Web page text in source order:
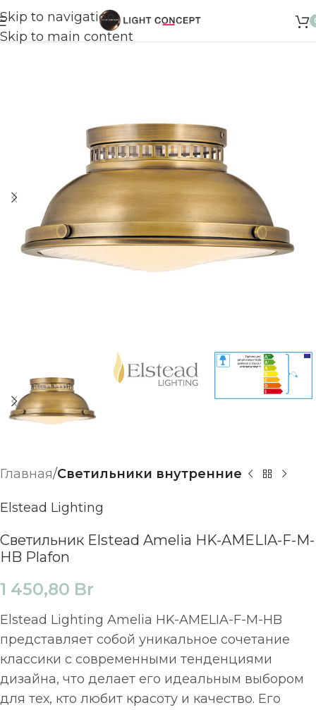
Skip to navigation
Skip to main content
Главная Светильники внутренние
Elstead Lighting
Светильник Elstead Amelia HK-AMELIA-F-M-
HB Plafon
1 450,80 Br
Elstead Lighting Amelia HK-AMELIA-F-M-HB
представляет собой уникальное сочетание
классики с современными тенденциями
дизайна, что делает его идеальным выбором
для тех, кто любит красоту и качество. Его